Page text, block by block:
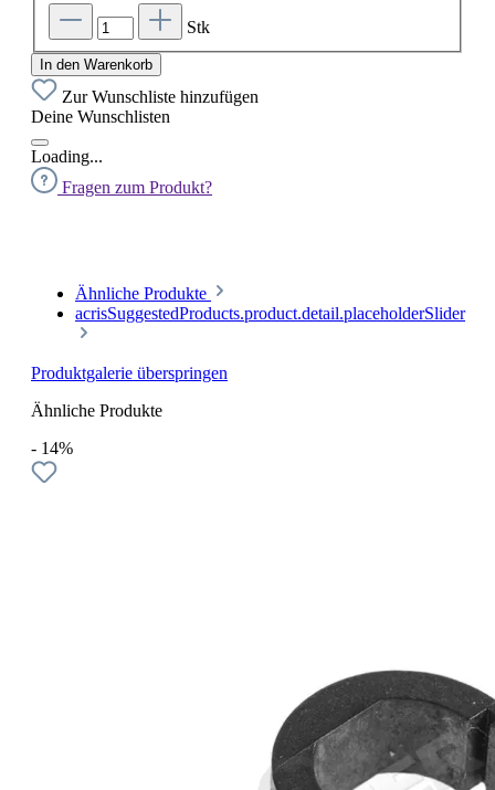
Stk
In den Warenkorb
Zur Wunschliste hinzufügen
Deine Wunschlisten
Loading...
Fragen zum Produkt?
Ähnliche Produkte
acrisSuggestedProducts.product.detail.placeholderSlider
Produktgalerie überspringen
Ähnliche Produkte
- 14%